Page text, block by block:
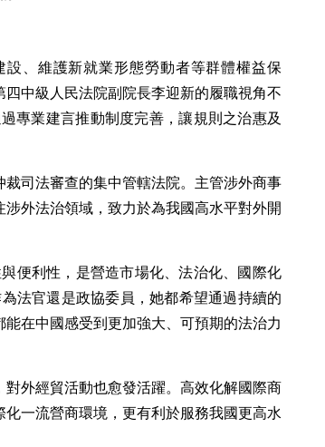
、維護新就業形態勞動者等群體權益保
中級人民法院副院長李迎新的履職視角不
專業建言推動制度完善，讓規則之治惠及
司法審查的集中管轄法院。主管涉外商事
外法治領域，致力於為我國高水平對外開
便利性，是營造市場化、法治化、國際化
法官還是政協委員，她都希望通過持續的
在中國感受到更加強大、可預期的法治力
外經貿活動也愈發活躍。高效化解國際商
一流營商環境，更有利於服務我國更高水